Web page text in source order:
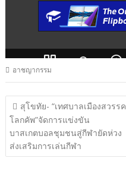
อาชญากรรม
แนะแนว
เรื่อง
สุโขทัย- “เทศบาลเมืองสวรรค
โลกคัพ”จัดการแข่งขัน
บาสเกตบอลชุมชนสู่กีฬายัดห่วง
ส่งเสริมการเล่นกีฬา